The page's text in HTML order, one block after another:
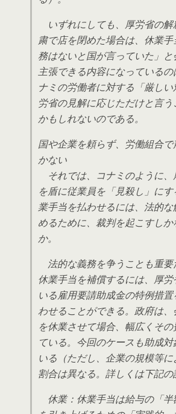
いずれにしても、厚労省の解
粛で店を閉めた場合は、休業
務はないと国が言っていた」
主張できる内容になっている
ナミの労働者に対する「厳し
労省の見解に応じただけと言
かもしれないのである。
国や企業を頼らず、労働組合で
かない
それでは、コナミのように、
を盾に従業員を「見殺し」に
業手当を払わせるには、法的
めるために、裁判を起こすしか
か。
法的な義務を争うことも重要
休業手当を補償するには、厚
いる雇用要請助成金の特例措
わせることができる。政府は
を休業させて場合、幅広くそ
ている。今回のケースも助成
いる（ただし、企業の規模等
割合は異なる。詳しくは下記の
休業：休業手当は給与の「